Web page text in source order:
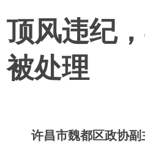
顶风违纪
被处理
许昌市魏都区政协